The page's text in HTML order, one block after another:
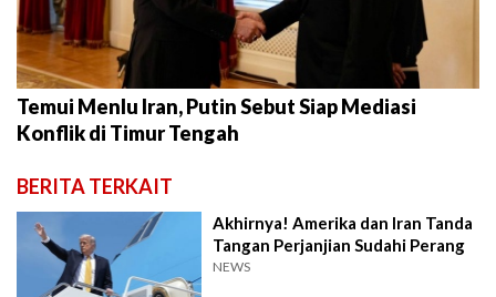
Temui Menlu Iran, Putin Sebut Siap Mediasi
Konflik di Timur Tengah
BERITA TERKAIT
Akhirnya! Amerika dan Iran Tanda
Tangan Perjanjian Sudahi Perang
NEWS